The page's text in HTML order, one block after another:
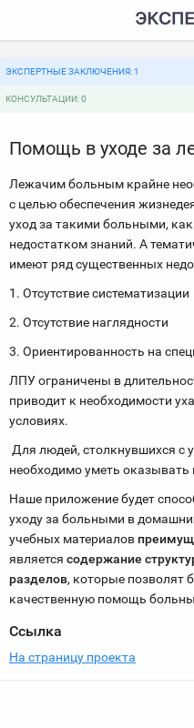
ЭКСПЕРТНЫЕ ЗАКЛЮЧЕНИЯ: 1
КОНСУЛЬТАЦИИ: 0
Помощь в уходе за
Лежачим больным крайне
с целью обеспечения
уход за такими больными,
недостатком знаний. А
имеют ряд существенных
1. Отсутствие систематизации
2. Отсутствие наглядности
3. Ориентированность на
ЛПУ ограничены в
приводит к необходимости
условиях.
Для людей, столкнувшихся с
необходимо уметь
Наше приложение будет
уходу за больными в
учебных материалов
является содержание
разделов, которые позволят
качественную помощь
Ссылка
На страницу проекта